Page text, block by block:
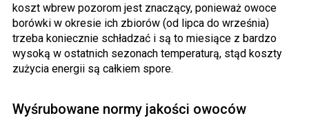
koszt wbrew pozorom jest znaczący, ponieważ owoce
borówki w okresie ich zbiorów (od lipca do września)
trzeba koniecznie schładzać i są to miesiące z bardzo
wysoką w ostatnich sezonach temperaturą, stąd koszty
zużycia energii są całkiem spore.
Wyśrubowane normy jakości owoców